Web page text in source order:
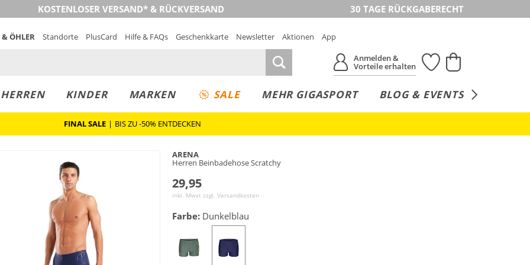
KOSTENLOSER VERSAND* & RÜCKVERSAND 30 TAGE RÜCKGABERECHT
ÖHLER Standorte PlusCard Hilfe & FAQs Geschenkkarte Newsletter Aktionen
App
Anmelden &
Vorteile erhalten
HERREN KINDER MARKEN SALE MEHR GIGASPORT BLOG & EVENTS
FINAL SALE | BIS ZU -50% ENTDECKEN
ARENA
Herren Beinbadehose Scratchy
29,95
inkl. Mwst zzgl. Versandkosten
Farbe: Dunkelblau